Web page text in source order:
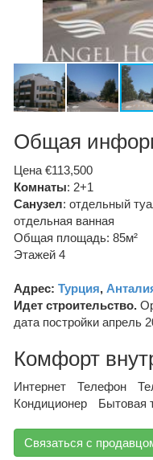
Общая
Цена €113,500
Комнаты: 2+1
Санузел: отдельный
отдельная ванная
Общая площадь: 85м²
Этажей 4
Адрес: Турция,
Идет строительство.
дата постройки апрель
Комфорт
Интернет Телефон
Кондиционер
Бытовая
Связаться с